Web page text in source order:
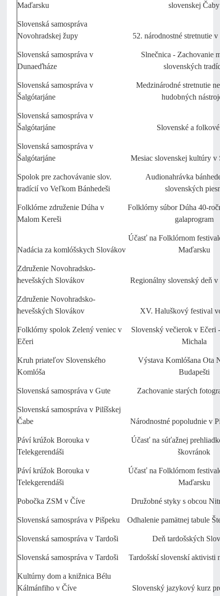
Maďarsku
slovenskej Čaby
Slovenská samospráva
Novohradskej župy
52. národnostné stretnutie
Slovenská samospráva v
Dunaeďháze
Slnečnica - Zachovanie
slovenských
Slovenská samospráva v
Šalgótarjáne
Medzinárodné stretnutie
hudobných
Slovenská samospráva v
Šalgótarjáne
Slovenské a
Slovenská samospráva v
Šalgótarjáne
Mesiac slovenskej kultúry v
Spolok pre zachovávanie slov.
tradícií vo Veľkom Bánhedeši
Audionahrávka
slovenských
Folklórne združenie Dúha v
Malom Kereši
Folklórny súbor Dúha 40-
galaprogram
Nadácia za komlóšskych Slovákov
Účasť na Folklórnom
Maďarsku
Združenie Novohradsko-
hevešských Slovákov
Regionálny slovenský deň v
Združenie Novohradsko-
hevešských Slovákov
XV. Haluškový festival
Folklórny spolok Zelený veniec v
Ečeri
Slovenský večierok v Ečeri
Michala
Kruh priateľov Slovenského
Komlóša
Výstava Komlóšana Ota
Budapešti
Slovenská samospráva v Gute Zachovanie starých
Slovenská samospráva v Pilíšskej
Čabe
Národnostné popoludnie v
Páví krúžok Borouka v
Telekgerendáši
Účasť na súťažnej
škovránok
Páví krúžok Borouka v
Telekgerendáši
Účasť na Folklórnom
Maďarsku
Pobočka ZSM v Číve Družobné styky s obcou
Slovenská samospráva v Pišpeku Odhalenie pamätnej tabule
Slovenská samospráva v Tardoši Deň tardošských
Slovenská samospráva v Tardoši Tardošskí slovenskí aktivisti
Kultúrny dom a knižnica Bélu
Kálmánfiho v Číve
Slovenský jazykový kurz